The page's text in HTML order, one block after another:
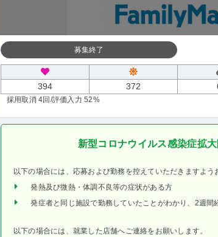
募集終了
394 372
採用取消 4回 /評価入力 52%
新型コロナウイルス感染症拡
以下の場合には、応募および勤務を控えていただきますよう
発熱及び微熱・体調不良等の症状がある方
発症者と同じ施設で勤務していたことがわかり、2週間
以下の場合には、就業した店舗へご連絡をお願いします。